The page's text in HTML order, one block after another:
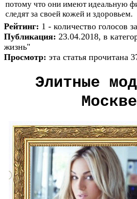
потому что они имеют идеальную
следят за своей кожей и здоровьем.
Рейтинг: 1 - количество голосов
Публикация: 23.04.2018, в
жизнь"
Просмотр: эта статья прочитана
Элитные
Москве